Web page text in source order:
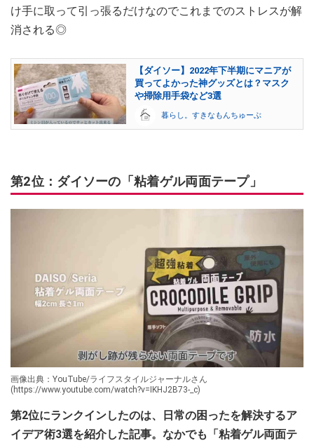
け手に取って引っ張るだけなのでこれまでのストレスが解
消される◎
【ダイソー】2022年下半期にマニアが
買ってよかった神グッズとは？マスク
や掃除用手袋など3選
暮らし。すきなもんちゅーぶ
第2位：ダイソーの「粘着ゲル両面テープ」
画像出典：YouTube/ライフスタイルジャーナルさん
(https://www.youtube.com/watch?v=IKHJ2B73-_c)
第2位にランクインしたのは、日常の困ったを解決するア
イデア術3選を紹介した記事。なかでも「粘着ゲル両面テ